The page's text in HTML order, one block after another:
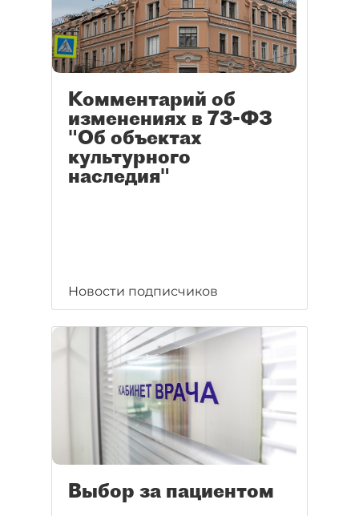
Комментарий об
изменениях в 73-ФЗ
"Об объектах
культурного
наследия"
Новости подписчиков
Выбор за пациентом